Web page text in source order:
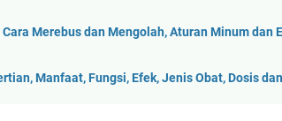
Merebus dan Mengolah, Aturan Minum dan
Manfaat, Fungsi, Efek, Jenis Obat, Dosis